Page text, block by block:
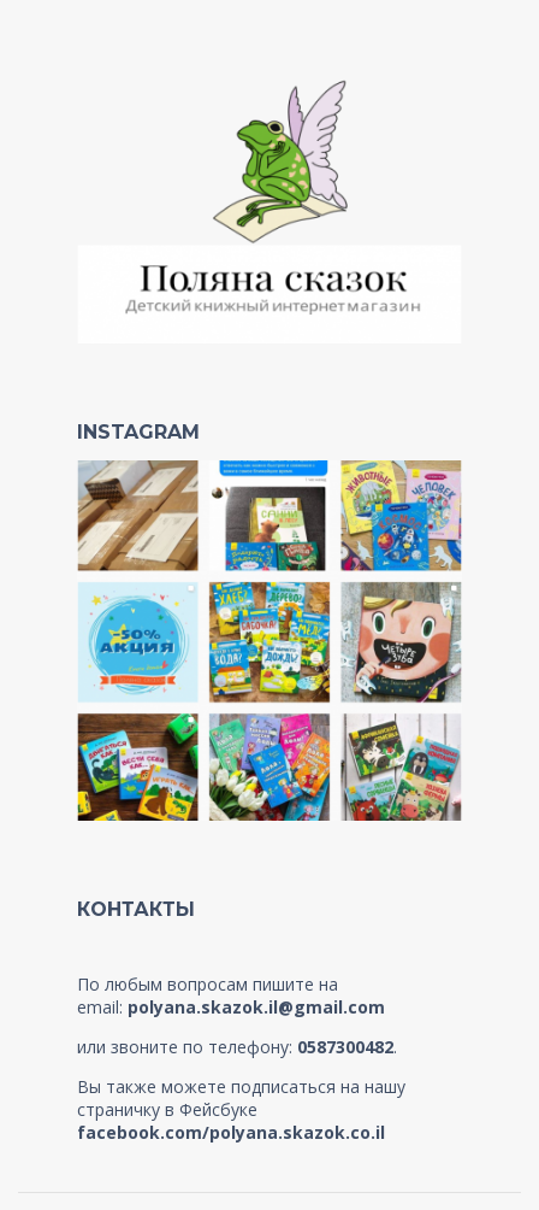
INSTAGRAM
КОНТАКТЫ
По любым вопросам пишите на
email: polyana.skazok.il@gmail.com
или звоните по телефону: 0587300482.
Вы также можете подписаться на нашу
страничку в Фейсбуке
facebook.com/polyana.skazok.co.il